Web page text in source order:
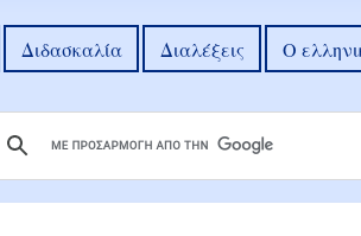
Διδασκαλία Διαλέξεις Ο